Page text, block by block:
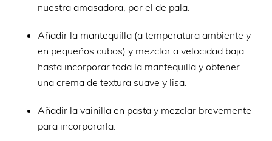
nuestra amasadora, por el de pala.
Añadir la mantequilla (a temperatura ambiente y
en pequeños cubos) y mezclar a velocidad baja
hasta incorporar toda la mantequilla y obtener
una crema de textura suave y lisa.
Añadir la vainilla en pasta y mezclar brevemente
para incorporarla.